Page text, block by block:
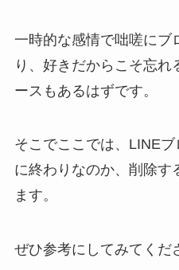
一時的な感情で咄嗟にブ
り、好きだからこそ忘
ースもあるはずです。
そこでここでは、LINE
に終わりなのか、削除す
ます。
ぜひ参考にしてみてくだ